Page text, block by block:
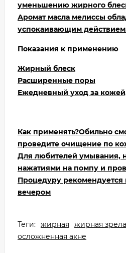
уменьшению жирного
Аромат масла мелиссы
успокаивающим
Показания к применению
Жирный блеск
Расширенные поры
Ежедневный уход за
Как применять?Обильно
проведите очищение по
Для любителей умывания,
нажатиями на помпу и
Процедуру рекомендуется
вечером
Теги: жирная
жирная
осложненная акне